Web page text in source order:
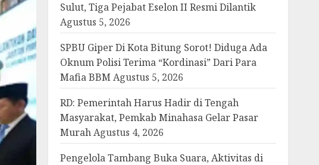
Sulut, Tiga Pejabat Eselon II Resmi Dilantik
Agustus 5, 2026
SPBU Giper Di Kota Bitung Sorot! Diduga Ada
Oknum Polisi Terima “Kordinasi” Dari Para
Mafia BBM Agustus 5, 2026
RD: Pemerintah Harus Hadir di Tengah
Masyarakat, Pemkab Minahasa Gelar Pasar
Murah Agustus 4, 2026
Pengelola Tambang Buka Suara, Aktivitas di